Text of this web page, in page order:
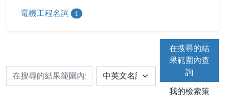
電機工程名詞 1
在搜尋的結
果範圍內查
詢
我的檢索策